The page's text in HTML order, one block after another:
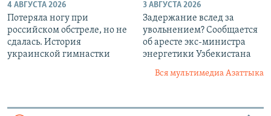
4 АВГУСТА 2026
Потеряла ногу при
российском обстреле, но не
сдалась. История
украинской гимнастки
3 АВГУСТА 2026
Задержание вслед за
увольнением? Сообщается
об аресте экс-министра
энергетики Узбекистана
Вся мультимедиа Азаттыка